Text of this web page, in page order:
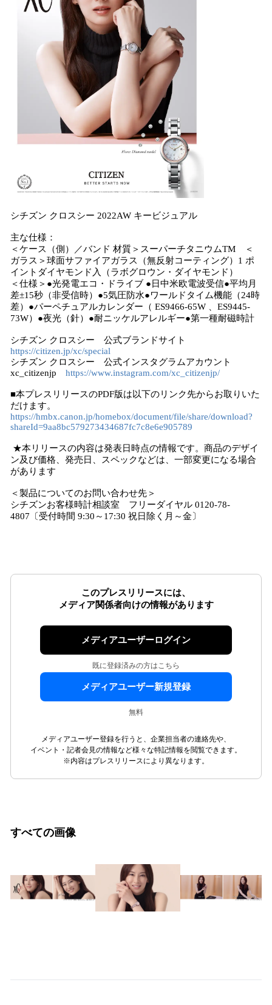
シチズン クロスシー 2022AW キービジュアル
主な仕様：
＜ケース（側）／バンド 材質＞スーパーチタニウムTM ＜
ガラス＞球面サファイアガラス（無反射コーティング）1 ポ
イントダイヤモンド⼊（ラボグロウン・ダイヤモンド）
＜仕様＞●光発電エコ・ドライブ ●日中米欧電波受信●平均月
差±15秒（非受信時）●5気圧防水●ワールドタイム機能（24時
差）●パーペチュアルカレンダー（ ES9466-65W 、ES9445-
73W）●夜光（針）●耐ニッケルアレルギー●第一種耐磁時計
シチズン クロスシー 公式ブランドサイト
https://citizen.jp/xc/special
シチズン クロスシー 公式インスタグラムアカウント
xc_citizenjp https://www.instagram.com/xc_citizenjp/
■本プレスリリースのPDF版は以下のリンク先からお取りいた
だけます。
https://hmbx.canon.jp/homebox/document/file/share/download?
shareId=9aa8bc579273434687fc7c8e6e905789
★本リリースの内容は発表日時点の情報です。商品のデザイ
ン及び価格、発売日、スペックなどは、一部変更になる場合
があります
＜製品についてのお問い合わせ先＞
シチズンお客様時計相談室 フリーダイヤル 0120-78-
4807〔受付時間 9:30～17:30 祝日除く月～金〕
このプレスリリースには、
メディア関係者向けの情報があります
メディアユーザーログイン
既に登録済みの方はこちら
メディアユーザー新規登録
無料
メディアユーザー登録を行うと、企業担当者の連絡先や、
イベント・記者会見の情報など様々な特記情報を閲覧できます。
※内容はプレスリリースにより異なります。
すべての画像